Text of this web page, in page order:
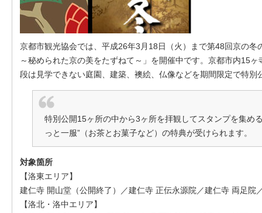
京都市観光協会では、平成26年3月18日（火）まで第48回京の冬
～秘められた京の美をたずねて～」を開催中です。京都市内15
段は見学できない庭園、建築、襖絵、仏像などを期間限定で特別
特別公開15ヶ所の中から3ヶ所を拝観してスタンプを集め
っと一服”（お茶とお菓子など）の特典が受けられます。
対象箇所
【洛東エリア】
建仁寺 開山堂（公開終了）／建仁寺 正伝永源院／建仁寺 両足院
【洛北・洛中エリア】